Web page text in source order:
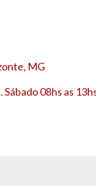
MG
08hs as